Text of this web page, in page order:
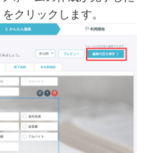
クリックします。